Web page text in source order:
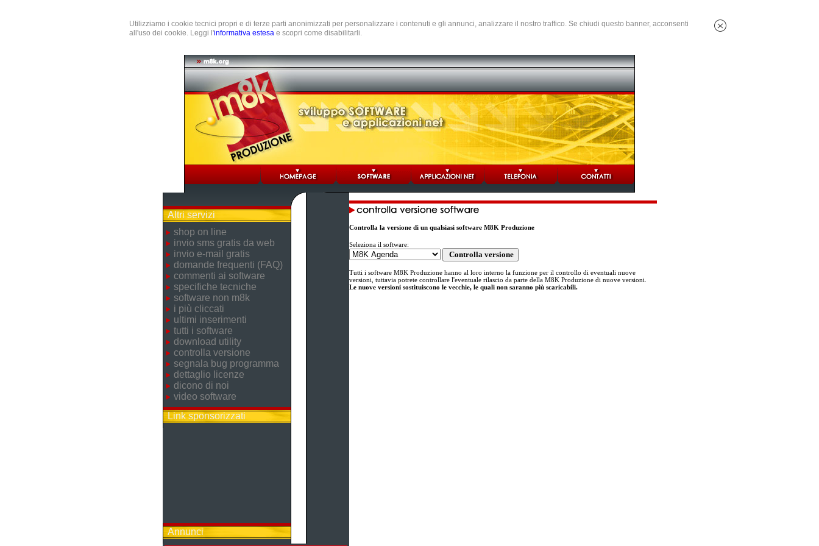
Utilizziamo i cookie tecnici propri e di terze parti anonimizzati per personalizzare i contenuti e gli annunci, analizzare il nostro traffico. Se chiudi questo banner, acconsenti
all'uso dei cookie. Leggi l'informativa estesa e scopri come disabilitarli.
Altri servizi
shop on line
invio sms gratis da web
invio e-mail gratis
domande frequenti (FAQ)
commenti ai software
specifiche tecniche
software non m8k
i più cliccati
ultimi inserimenti
tutti i software
download utility
controlla versione
segnala bug programma
dettaglio licenze
dicono di noi
video software
Link sponsorizzati
Annunci
Controlla la versione di un qualsiasi software M8K Produzione
Seleziona il software:
Tutti i software M8K Produzione hanno al loro interno la funzione per il controllo di eventuali nuove
versioni, tuttavia potrete controllare l'eventuale rilascio da parte della M8K Produzione di nuove versioni.
Le nuove versioni sostituiscono le vecchie, le quali non saranno più scaricabili.